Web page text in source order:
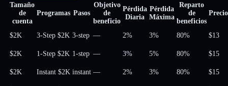
Tamaño
de
cuenta
Programas Pasos
Objetivo
de
beneficio
Pérdida
Diaria
Pérdida
Máxima
Reparto
de
beneficios
Precio
$2K 3-Step $2K 3-step — 2% 3% 80% $13
$2K 1-Step $2K 1-step — 3% 5% 80% $15
$2K Instant $2K instant — 2% 3% 80% $15